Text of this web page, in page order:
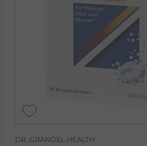
DR. GRANDEL HEALTH